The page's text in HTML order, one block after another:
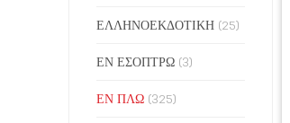
ΕΛΛΗΝΟΕΚΔΟΤΙΚΗ (25)
ΕΝ ΕΣΟΠΤΡΩ (3)
ΕΝ ΠΛΩ (325)